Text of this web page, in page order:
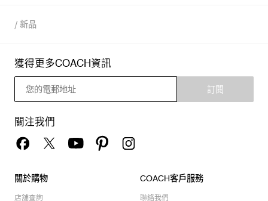
/ 新品
獲得更多COACH資訊
訂閱
關注我們
關於購物
店舖查詢
COACH客戶服務
聯絡我們